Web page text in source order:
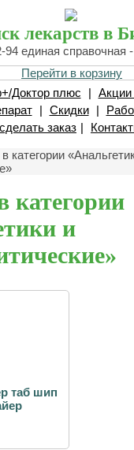
лекарств в
94 единая справочная
Перейти в корзину
Доктор плюс
| Акции
| Скидки |
сделать заказ |
категории
категории
и
таб шип